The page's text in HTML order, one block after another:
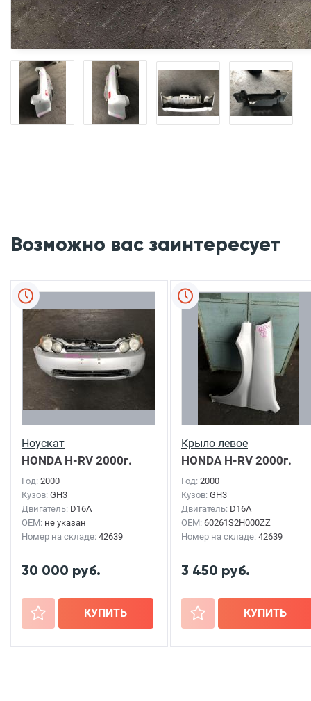
Возможно вас заинтересует
Ноускат
HONDA H-RV 2000г.
Год: 2000
Кузов: GH3
Двигатель: D16A
OEM: не указан
Номер на складе: 42639
30 000 руб.
+ КУПИТЬ
Крыло левое
HONDA H-RV 2000г.
Год: 2000
Кузов: GH3
Двигатель: D16A
OEM: 60261S2H000ZZ
Номер на складе: 42639
3 450 руб.
+ КУПИТЬ